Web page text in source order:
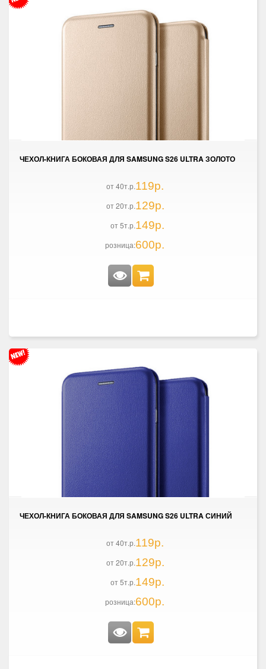
ЧЕХОЛ-КНИГА БОКОВАЯ ДЛЯ SAMSUNG S26 ULTRA ЗОЛОТО
от 40т.р.119р.
от 20т.р.129р.
от 5т.р.149р.
розница:600р.
ЧЕХОЛ-КНИГА БОКОВАЯ ДЛЯ SAMSUNG S26 ULTRA СИНИЙ
от 40т.р.119р.
от 20т.р.129р.
от 5т.р.149р.
розница:600р.